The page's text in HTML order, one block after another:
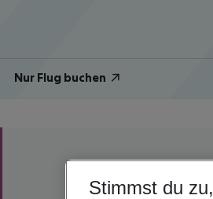
Nur Flug buchen
Stimmst du zu,